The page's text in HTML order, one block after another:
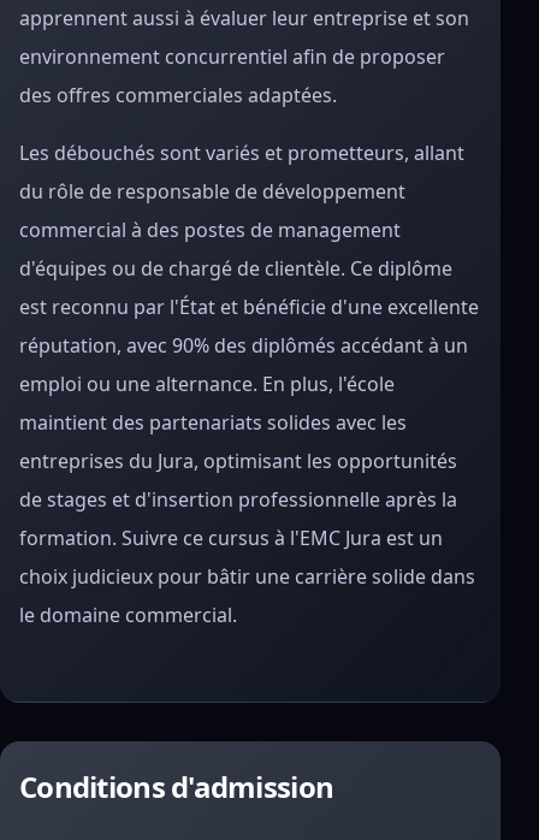
apprennent aussi à évaluer leur entreprise et son
environnement concurrentiel afin de proposer
des offres commerciales adaptées.
Les débouchés sont variés et prometteurs, allant
du rôle de responsable de développement
commercial à des postes de management
d'équipes ou de chargé de clientèle. Ce diplôme
est reconnu par l'État et bénéficie d'une excellente
réputation, avec 90% des diplômés accédant à un
emploi ou une alternance. En plus, l'école
maintient des partenariats solides avec les
entreprises du Jura, optimisant les opportunités
de stages et d'insertion professionnelle après la
formation. Suivre ce cursus à l'EMC Jura est un
choix judicieux pour bâtir une carrière solide dans
le domaine commercial.
Conditions d'admission